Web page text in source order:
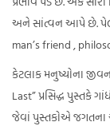
અને સાંત્વન આપે છે.
man’s friend ,
કેટલાક મનુષ્યોના
Last” પ્રસિદ્ધ પુસ્તકે
જેવાં પુસ્તકોએ જગતના